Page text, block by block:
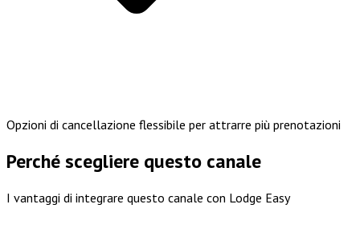
Opzioni di cancellazione flessibile per attrarre più prenotazioni
Perché scegliere questo canale
I vantaggi di integrare questo canale con Lodge Easy